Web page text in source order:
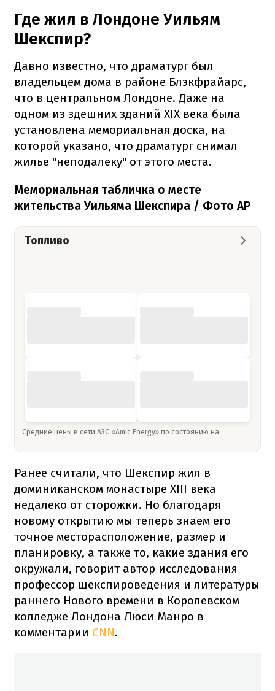
Где жил в Лондоне Уильям
Шекспир?
Давно известно, что драматург был
владельцем дома в районе Блэкфрайарс,
что в центральном Лондоне. Даже на
одном из здешних зданий XIX века была
установлена мемориальная доска, на
которой указано, что драматург снимал
жилье "неподалеку" от этого места.
Мемориальная табличка о месте
жительства Уильяма Шекспира / Фото AP
Топливо
Средние цены в сети АЗС «Amic Energy» по состоянию на
Ранее считали, что Шекспир жил в
доминиканском монастыре XIII века
недалеко от сторожки. Но благодаря
новому открытию мы теперь знаем его
точное месторасположение, размер и
планировку, а также то, какие здания его
окружали, говорит автор исследования
профессор шекспироведения и литературы
раннего Нового времени в Королевском
колледже Лондона Люси Манро в
комментарии CNN.